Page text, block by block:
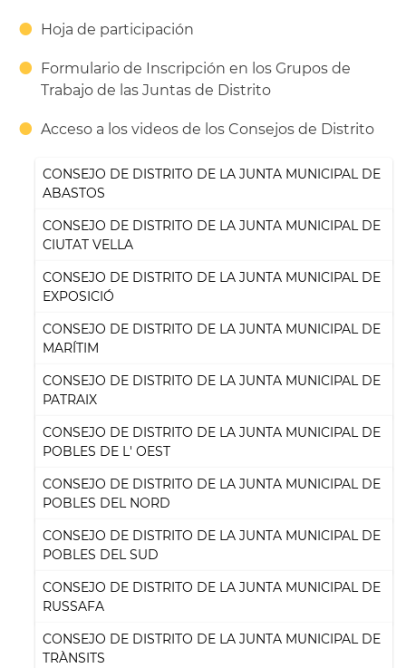
Hoja de participación
Formulario de Inscripción en los Grupos de
Trabajo de las Juntas de Distrito
Acceso a los videos de los Consejos de Distrito
CONSEJO DE DISTRITO DE LA JUNTA MUNICIPAL DE
ABASTOS
CONSEJO DE DISTRITO DE LA JUNTA MUNICIPAL DE
CIUTAT VELLA
CONSEJO DE DISTRITO DE LA JUNTA MUNICIPAL DE
EXPOSICIÓ
CONSEJO DE DISTRITO DE LA JUNTA MUNICIPAL DE
MARÍTIM
CONSEJO DE DISTRITO DE LA JUNTA MUNICIPAL DE
PATRAIX
CONSEJO DE DISTRITO DE LA JUNTA MUNICIPAL DE
POBLES DE L' OEST
CONSEJO DE DISTRITO DE LA JUNTA MUNICIPAL DE
POBLES DEL NORD
CONSEJO DE DISTRITO DE LA JUNTA MUNICIPAL DE
POBLES DEL SUD
CONSEJO DE DISTRITO DE LA JUNTA MUNICIPAL DE
RUSSAFA
CONSEJO DE DISTRITO DE LA JUNTA MUNICIPAL DE
TRÀNSITS